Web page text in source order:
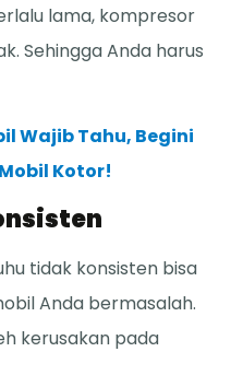
lama, kompresor
Sehingga Anda harus
Wajib Tahu, Begini
Kotor!
tidak konsisten bisa
Anda bermasalah.
kerusakan pada